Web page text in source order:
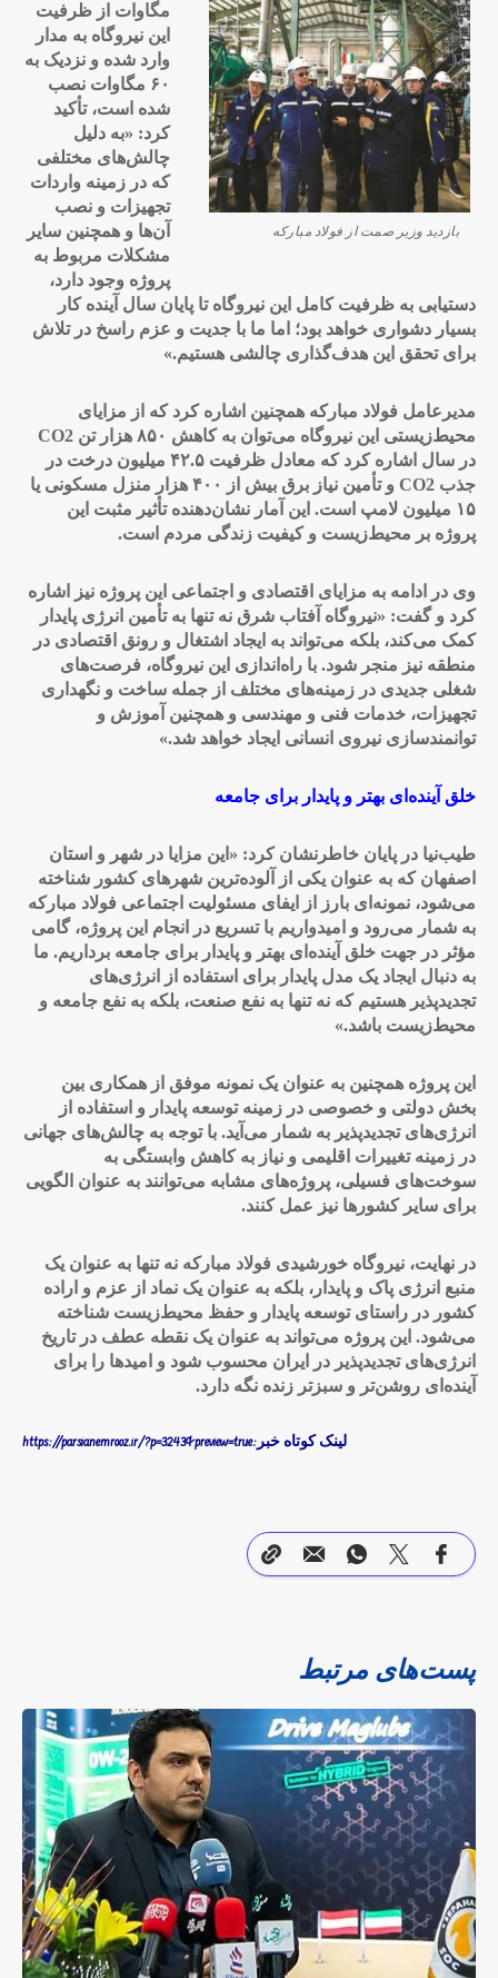
بازدید وزیر صمت از فولاد مبارکه
مگاوات از ظرفیت
این نیروگاه به مدار
وارد شده و نزدیک به
۶۰ مگاوات نصب
شده است، تأکید
کرد: «به دلیل
چالش‌های مختلفی
که در زمینه واردات
تجهیزات و نصب
آن‌ها و همچنین سایر
مشکلات مربوط به
پروژه وجود دارد،
دستیابی به ظرفیت کامل این نیروگاه تا پایان سال آینده کار
بسیار دشواری خواهد بود؛ اما ما با جدیت و عزم راسخ در تلاش
برای تحقق این هدف‌گذاری چالشی هستیم.»
مدیرعامل فولاد مبارکه همچنین اشاره کرد که از مزایای
محیط‌زیستی این نیروگاه می‌توان به کاهش ۸۵۰ هزار تن
در سال اشاره کرد که معادل ظرفیت ۴۲.۵ میلیون درخت در
جذب
و تأمین نیاز برق بیش از ۴۰۰ هزار منزل مسکونی یا
۱۵ میلیون لامپ است. این آمار نشان‌دهنده تأثیر مثبت این
پروژه بر محیط‌زیست و کیفیت زندگی مردم است.
وی در ادامه به مزایای اقتصادی و اجتماعی این پروژه نیز اشاره
کرد و گفت: «نیروگاه آفتاب شرق نه تنها به تأمین انرژی پایدار
کمک می‌کند، بلکه می‌تواند به ایجاد اشتغال و رونق اقتصادی در
منطقه نیز منجر شود. با راه‌اندازی این نیروگاه، فرصت‌های
شغلی جدیدی در زمینه‌های مختلف از جمله ساخت و نگهداری
تجهیزات، خدمات فنی و مهندسی و همچنین آموزش و
توانمندسازی نیروی انسانی ایجاد خواهد شد.»
خلق آینده‌ای بهتر و پایدار برای جامعه
طیب‌نیا در پایان خاطرنشان کرد: «این مزایا در شهر و استان
اصفهان که به عنوان یکی از آلوده‌ترین شهرهای کشور شناخته
می‌شود، نمونه‌ای بارز از ایفای مسئولیت اجتماعی فولاد مبارکه
به شمار می‌رود و امیدواریم با تسریع در انجام این پروژه، گامی
مؤثر در جهت خلق آینده‌ای بهتر و پایدار برای جامعه برداریم. ما
به دنبال ایجاد یک مدل پایدار برای استفاده از انرژی‌های
تجدیدپذیر هستیم که نه تنها به نفع صنعت، بلکه به نفع جامعه و
محیط‌زیست باشد.»
این پروژه همچنین به عنوان یک نمونه موفق از همکاری بین
بخش دولتی و خصوصی در زمینه توسعه پایدار و استفاده از
انرژی‌های تجدیدپذیر به شمار می‌آید. با توجه به چالش‌های جهانی
در زمینه تغییرات اقلیمی و نیاز به کاهش وابستگی به
سوخت‌های فسیلی، پروژه‌های مشابه می‌توانند به عنوان الگویی
برای سایر کشورها نیز عمل کنند.
در نهایت، نیروگاه خورشیدی فولاد مبارکه نه تنها به عنوان یک
منبع انرژی پاک و پایدار، بلکه به عنوان یک نماد از عزم و اراده
کشور در راستای توسعه پایدار و حفظ محیط‌زیست شناخته
می‌شود. این پروژه می‌تواند به عنوان یک نقطه عطف در تاریخ
انرژی‌های تجدیدپذیر در ایران محسوب شود و امیدها را برای
آینده‌ای روشن‌تر و سبزتر زنده نگه دارد.
لینک کوتاه خبر:https://parsianemrooz.ir/?p=3243&preview=true
پست‌های مرتبط